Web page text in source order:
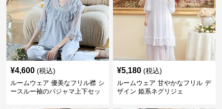
¥4,600 (税込)
ルームウェア 優美なフリル襟 シ
ースルー袖のパジャマ上下セッ
¥5,180 (税込)
ルームウェア 甘やかなフリル デ
ザイン 姫系ネグリジェ